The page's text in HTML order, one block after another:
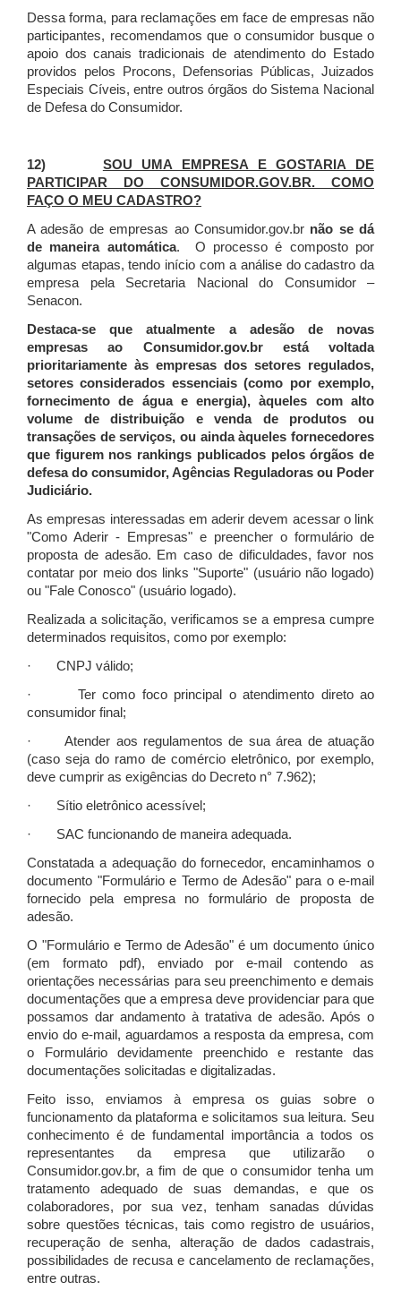
Dessa forma, para reclamações em face de empresas não
participantes, recomendamos que o consumidor busque o
apoio dos canais tradicionais de atendimento do Estado
providos pelos Procons, Defensorias Públicas, Juizados
Especiais Cíveis, entre outros órgãos do Sistema Nacional
de Defesa do Consumidor.
12) SOU UMA EMPRESA E GOSTARIA DE
PARTICIPAR DO CONSUMIDOR.GOV.BR. COMO
FAÇO O MEU CADASTRO?
A adesão de empresas ao Consumidor.gov.br não se dá
de maneira automática. O processo é composto por
algumas etapas, tendo início com a análise do cadastro da
empresa pela Secretaria Nacional do Consumidor –
Senacon.
Destaca-se que atualmente a adesão de novas
empresas ao Consumidor.gov.br está voltada
prioritariamente às empresas dos setores regulados,
setores considerados essenciais (como por exemplo,
fornecimento de água e energia), àqueles com alto
volume de distribuição e venda de produtos ou
transações de serviços, ou ainda àqueles fornecedores
que figurem nos rankings publicados pelos órgãos de
defesa do consumidor, Agências Reguladoras ou Poder
Judiciário.
As empresas interessadas em aderir devem acessar o link
"Como Aderir - Empresas" e preencher o formulário de
proposta de adesão. Em caso de dificuldades, favor nos
contatar por meio dos links "Suporte" (usuário não logado)
ou "Fale Conosco" (usuário logado).
Realizada a solicitação, verificamos se a empresa cumpre
determinados requisitos, como por exemplo:
· CNPJ válido;
· Ter como foco principal o atendimento direto ao
consumidor final;
· Atender aos regulamentos de sua área de atuação
(caso seja do ramo de comércio eletrônico, por exemplo,
deve cumprir as exigências do Decreto n° 7.962);
· Sítio eletrônico acessível;
· SAC funcionando de maneira adequada.
Constatada a adequação do fornecedor, encaminhamos o
documento "Formulário e Termo de Adesão" para o e-mail
fornecido pela empresa no formulário de proposta de
adesão.
O "Formulário e Termo de Adesão" é um documento único
(em formato pdf), enviado por e-mail contendo as
orientações necessárias para seu preenchimento e demais
documentações que a empresa deve providenciar para que
possamos dar andamento à tratativa de adesão. Após o
envio do e-mail, aguardamos a resposta da empresa, com
o Formulário devidamente preenchido e restante das
documentações solicitadas e digitalizadas.
Feito isso, enviamos à empresa os guias sobre o
funcionamento da plataforma e solicitamos sua leitura. Seu
conhecimento é de fundamental importância a todos os
representantes da empresa que utilizarão o
Consumidor.gov.br, a fim de que o consumidor tenha um
tratamento adequado de suas demandas, e que os
colaboradores, por sua vez, tenham sanadas dúvidas
sobre questões técnicas, tais como registro de usuários,
recuperação de senha, alteração de dados cadastrais,
possibilidades de recusa e cancelamento de reclamações,
entre outras.